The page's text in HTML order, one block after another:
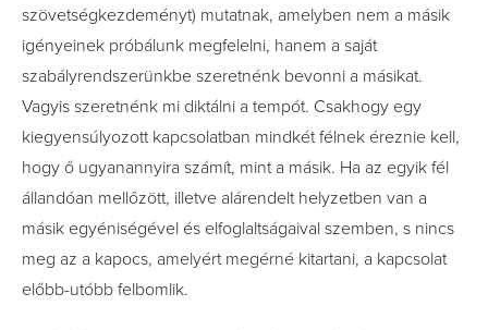
szövetségkezdeményt) mutatnak, amelyben nem a másik
igényeinek próbálunk megfelelni, hanem a saját
szabályrendszerünkbe szeretnénk bevonni a másikat.
Vagyis szeretnénk mi diktálni a tempót. Csakhogy egy
kiegyensúlyozott kapcsolatban mindkét félnek éreznie kell,
hogy ő ugyanannyira számít, mint a másik. Ha az egyik fél
állandóan mellőzött, illetve alárendelt helyzetben van a
másik egyéniségével és elfoglaltságaival szemben, s nincs
meg az a kapocs, amelyért megérné kitartani, a kapcsolat
előbb-utóbb felbomlik.